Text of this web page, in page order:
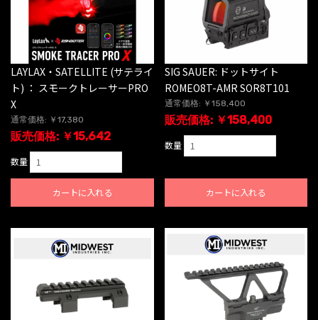
LAYLAX・SATELLITE (サテライ
ト) ： スモークトレーサーPRO
X
通常価格: ￥17,380
販売価格: ￥15,642
数量
カートに入れる
SIG SAUER: ドットサイト
ROMEO8T-AMR SOR8T101
通常価格: ￥158,400
販売価格: ￥158,400
数量
カートに入れる